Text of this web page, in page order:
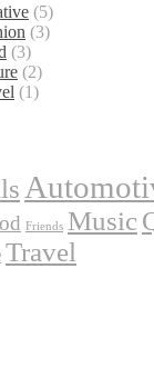
(5)
(3)
(3)
(2)
(1)
Friends Music
Travel